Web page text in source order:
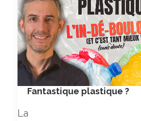
Fantastique plastique ?
La